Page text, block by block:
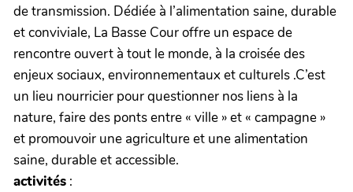
de transmission. Dédiée à l’alimentation saine, durable
et conviviale, La Basse Cour offre un espace de
rencontre ouvert à tout le monde, à la croisée des
enjeux sociaux, environnementaux et culturels .C’est
un lieu nourricier pour questionner nos liens à la
nature, faire des ponts entre « ville » et « campagne »
et promouvoir une agriculture et une alimentation
saine, durable et accessible.
activités :